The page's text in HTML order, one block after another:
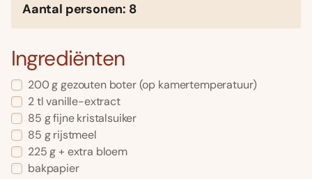
Aantal personen: 8
Ingrediënten
200 g gezouten boter (op kamertemperatuur)
2 tl vanille-extract
85 g fijne kristalsuiker
85 g rijstmeel
225 g + extra bloem
bakpapier